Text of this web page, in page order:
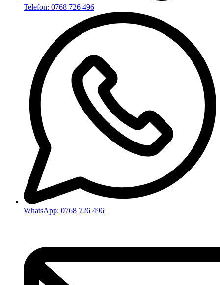
Telefon: 0768 726 496
WhatsApp: 0768 726 496